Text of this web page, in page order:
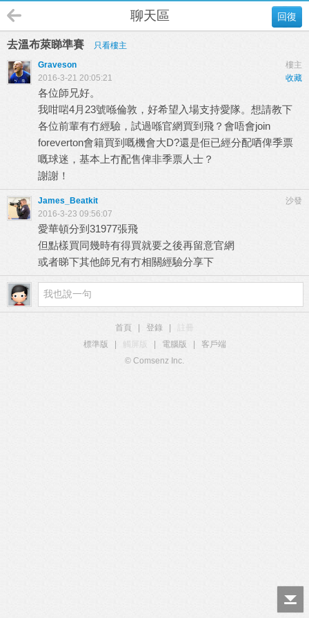
回復
聊天區
去溫布萊睇準賽
只看樓主
樓主
Graveson
收藏
2016-3-21 20:05:21
各位師兄好。
我咁啱4月23號喺倫敦，好希望入場支持愛隊。想請教下
各位前輩有冇經驗，試過喺官網買到飛？會唔會join
foreverton會籍買到嘅機會大D?還是佢已經分配哂俾季票
嘅球迷，基本上冇配售俾非季票人士？
謝謝！
沙發
James_Beatkit
2016-3-23 09:56:07
愛華頓分到31977張飛
但點樣買同幾時有得買就要之後再留意官網
或者睇下其他師兄有冇相關經驗分享下
首頁 登錄
標準版
觸屏版 電腦版
客戶端
© Comsenz Inc.